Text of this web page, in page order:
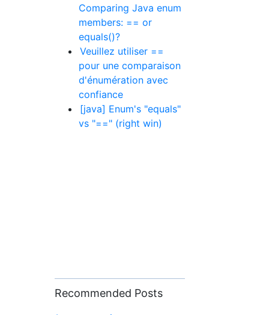
Comparing Java enum
members: == or
equals()?
Veuillez utiliser ==
pour une comparaison
d'énumération avec
confiance
[java] Enum's "equals"
vs "==" (right win)
Recommended Posts